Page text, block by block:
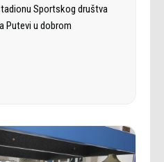
Sportskog društva
Putevi u dobrom